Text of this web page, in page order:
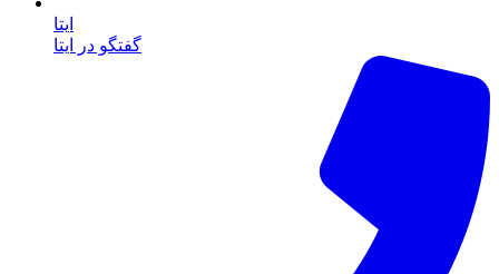
ایتا
گفتگو در ایتا